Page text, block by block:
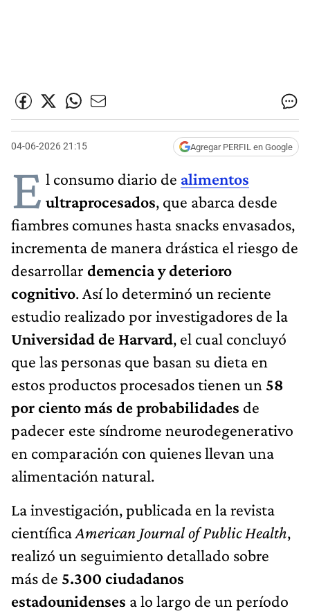
04-06-2026 21:15 Agregar PERFIL en Google
E l consumo diario de alimentos
ultraprocesados, que abarca desde
fiambres comunes hasta snacks envasados,
incrementa de manera drástica el riesgo de
desarrollar demencia y deterioro
cognitivo. Así lo determinó un reciente
estudio realizado por investigadores de la
Universidad de Harvard, el cual concluyó
que las personas que basan su dieta en
estos productos procesados tienen un 58
por ciento más de probabilidades de
padecer este síndrome neurodegenerativo
en comparación con quienes llevan una
alimentación natural.
La investigación, publicada en la revista
científicaAmerican Journal of Public Health,
realizó un seguimiento detallado sobre
más de 5.300 ciudadanos
estadounidenses a lo largo de un período